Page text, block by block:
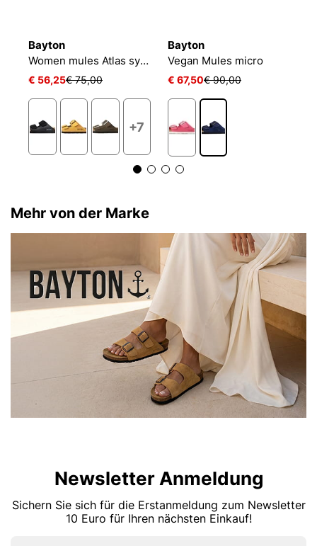
Bayton
Women mules Atlas synth
€ 56,25€ 75,00
+7
Bayton
Vegan Mules micro
€ 67,50€ 90,00
Mehr von der Marke
Newsletter Anmeldung
Sichern Sie sich für die Erstanmeldung zum Newsletter
10 Euro für Ihren nächsten Einkauf!